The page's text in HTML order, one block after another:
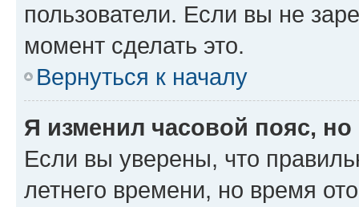
пользователи. Если вы не
момент сделать это.
Вернуться к началу
Я изменил часовой пояс,
Если вы уверены, что
летнего времени, но время